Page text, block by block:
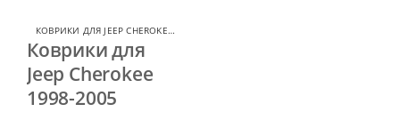
КОВРИКИ ДЛЯ JEEP CHEROKEE,
Коврики для
Jeep Cherokee
1998-2005